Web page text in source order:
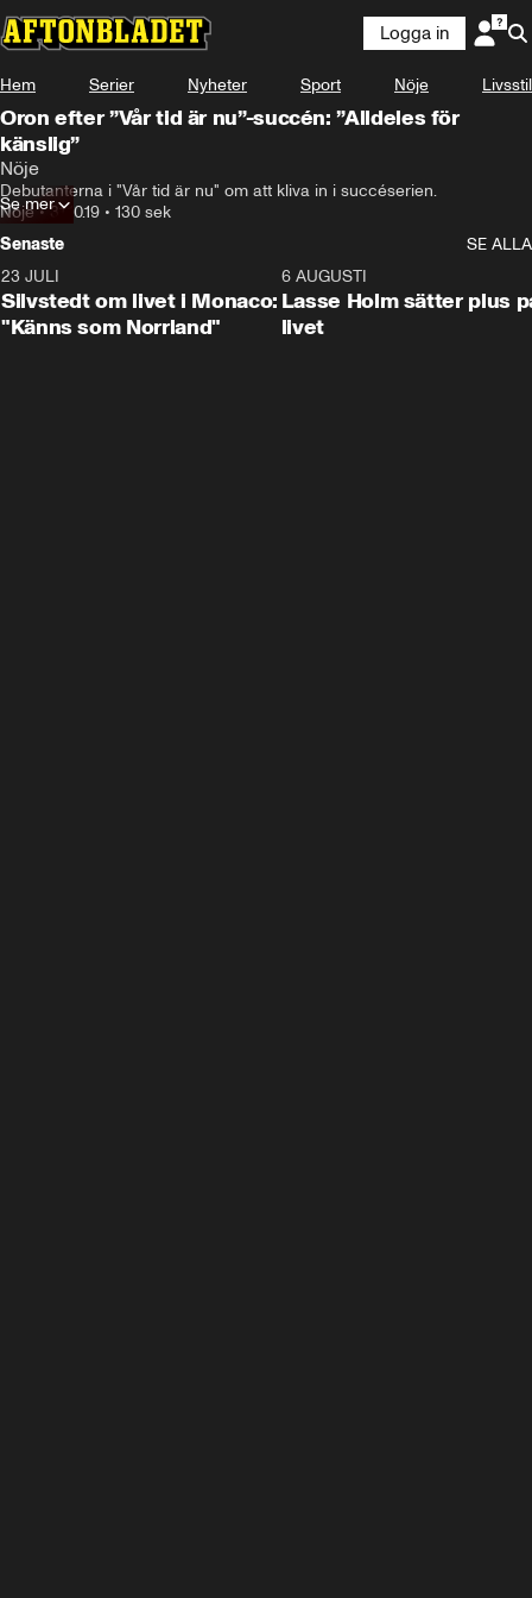
Logga in
Hem Serier Nyheter Sport Nöje Livsstil
Oron efter ”Vår tid är nu”-succén: ”Alldeles för
känslig”
Nöje
Debutanterna i "Vår tid är nu" om att kliva in i succéserien.
Nöje•31.10.19 • 130 sek
Se mer
Senaste
SE ALLA
23 JULI
Silvstedt om livet i Monaco:
"Känns som Norrland"
6 AUGUSTI
Lasse Holm sätter plus
livet